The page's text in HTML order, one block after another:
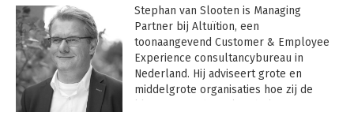
Stephan van Slooten is Managing
Partner bij Altuïtion, een
toonaangevend Customer & Employee
Experience consultancybureau in
Nederland. Hij adviseert grote en
middelgrote organisaties hoe zij de